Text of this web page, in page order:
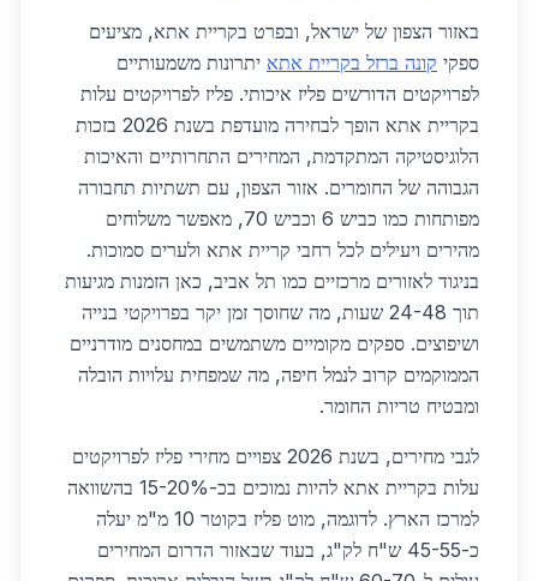
באזור הצפון של ישראל, ובפרט בקריית אתא, מציעים
ספקי קונה ברזל בקריית אתא יתרונות משמעותיים
לפרויקטים הדורשים פליז איכותי. פליז לפרויקטים עלות
בקריית אתא הופך לבחירה מועדפת בשנת 2026 בזכות
הלוגיסטיקה המתקדמת, המחירים התחרותיים והאיכות
הגבוהה של החומרים. אזור הצפון, עם תשתיות תחבורה
מפותחות כמו כביש 6 וכביש 70, מאפשר משלוחים
מהירים ויעילים לכל רחבי קריית אתא ולערים סמוכות.
בניגוד לאזורים מרכזיים כמו תל אביב, כאן הזמנות מגיעות
תוך 24-48 שעות, מה שחוסך זמן יקר בפרויקטי בנייה
ושיפוצים. ספקים מקומיים משתמשים במחסנים מודרניים
הממוקמים קרוב לנמל חיפה, מה שמפחית עלויות הובלה
ומבטיח טריות החומר.
לגבי מחירים, בשנת 2026 צפויים מחירי פליז לפרויקטים
עלות בקריית אתא להיות נמוכים בכ-15-20% בהשוואה
למרכז הארץ. לדוגמה, מוט פליז בקוטר 10 מ"מ יעלה
כ-45-55 ש"ח לק"ג, בעוד שבאזור הדרום המחירים